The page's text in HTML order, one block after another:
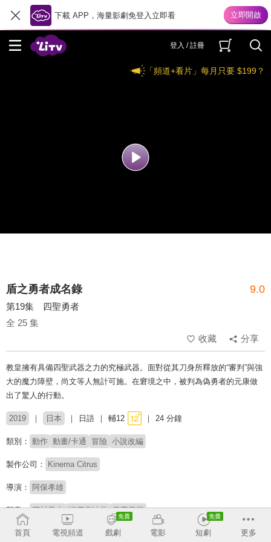
下載 APP，海量影劇免登入立即看
登入 / 註冊
「頻道+看片」每月只要 $199？
盾之勇者成名錄 9.0
第19集 四聖勇者
全 25 集
收藏
分享
教皇擁有具備四聖武器之力的究極武器。面對從其刀身所釋放的“審判”與強
大的魔力障壁，尚文等人無計可施。在窘境之中，被判為偽勇者的元康做
出了驚人的行動。
2019 日本 日語 輔12 24 分鐘
類別： 動作 動畫/卡通 冒險 小說改編
製作公司： Kinema Citrus
導演： 阿保孝雄
配音： 石川界人 瀬戸麻沙美 日高里菜
原著： アネコユサギ
首頁 電視頻道 戲劇 電影 短劇 更多